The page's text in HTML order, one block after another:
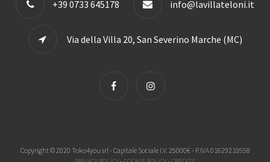
+39 0733 645178 info@lavillateloni.it
Via della Villa 20, San Severino Marche (MC)
Copyright © 2020 Toko4you srl - Capitale Sociale I.V. 25000€ - P.IVA 01629210558